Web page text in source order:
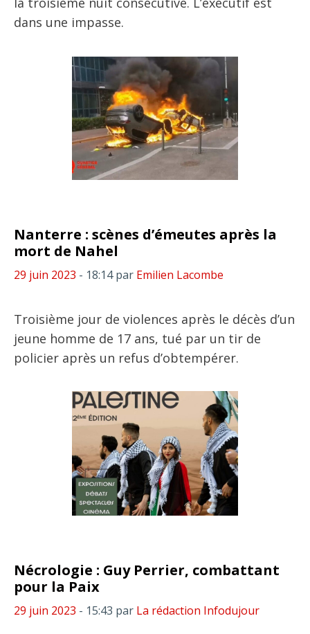
dans une impasse.
Nanterre : scènes d’émeutes après la
mort de Nahel
29 juin 2023 - 18:14 par Emilien Lacombe
Troisième jour de violences après le décès d’un
jeune homme de 17 ans, tué par un tir de
policier après un refus d’obtempérer.
Nécrologie : Guy Perrier, combattant
pour la Paix
29 juin 2023 - 15:43 par La rédaction Infodujour